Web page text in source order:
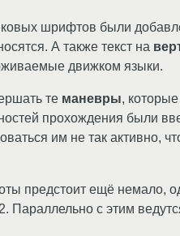
шрифтов были
А также текст на
движком языки.
те маневры,
прохождения были
им не так активно,
предстоит ещё немало,
Параллельно с этим